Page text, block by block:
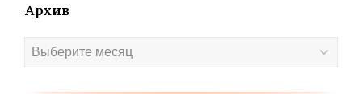
Архив
Архив